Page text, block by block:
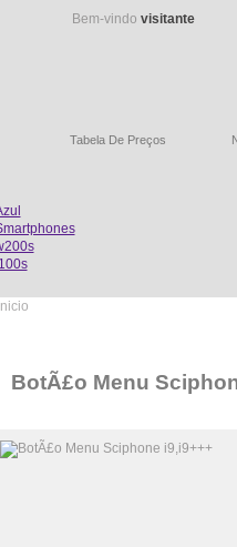
Bem-vindo visitante
Tabela De Preços
Inicio
BotÃ£o Menu